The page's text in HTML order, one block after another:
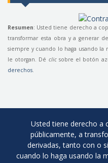
Resumen: Usted tiene derecho a
transformar esta obra y a generar
siempre y cuando lo haga usando la
le otorgan. Dé clicsobre el botón
derechos
Usted tiene derecho a
públicamente, a
derivadas, tanto con o
cuando lo haga usando la